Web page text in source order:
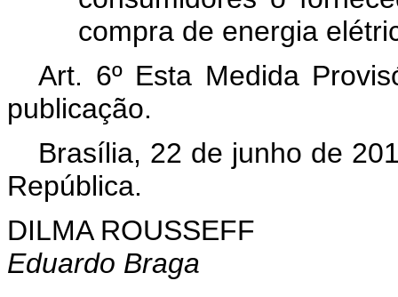
compra de energia
Art. 6º Esta Medida
publicação.
Brasília, 22 de junho de
República.
DILMA ROUSSEFF
Eduardo Braga